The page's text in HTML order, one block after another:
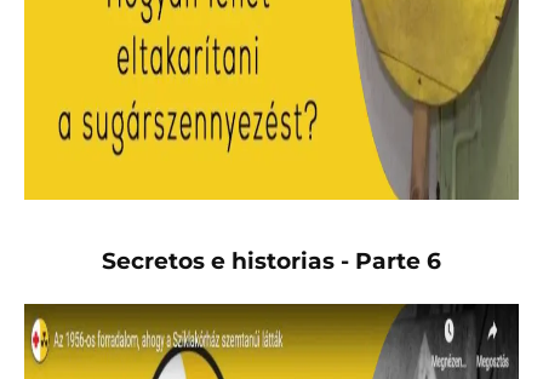
Secretos e historias - Parte 6